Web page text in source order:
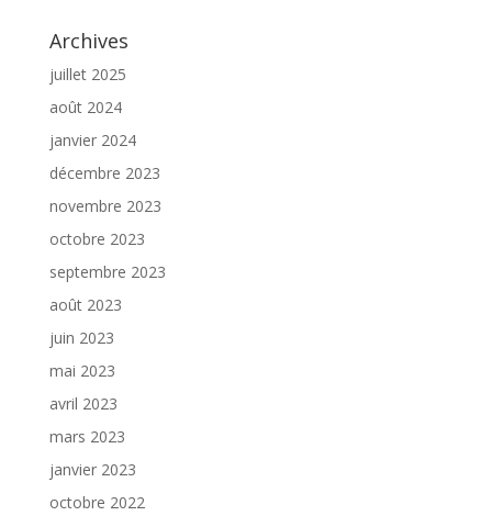
Archives
juillet 2025
août 2024
janvier 2024
décembre 2023
novembre 2023
octobre 2023
septembre 2023
août 2023
juin 2023
mai 2023
avril 2023
mars 2023
janvier 2023
octobre 2022